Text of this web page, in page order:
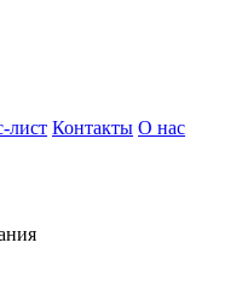
лист Контакты О нас